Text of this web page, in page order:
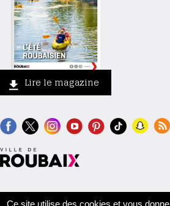
Lire le magazine
Contact Crédits Mentions légales
Ce site utilise des cookies et vous